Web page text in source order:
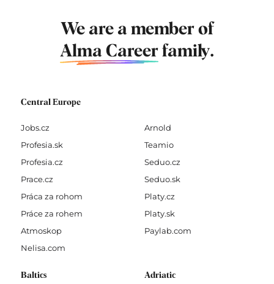
We are a member of
Alma Career family.
Central Europe
Jobs.cz
Profesia.sk
Profesia.cz
Prace.cz
Práca za rohom
Práce za rohem
Atmoskop
Nelisa.com
Arnold
Teamio
Seduo.cz
Seduo.sk
Platy.cz
Platy.sk
Paylab.com
Baltics Adriatic